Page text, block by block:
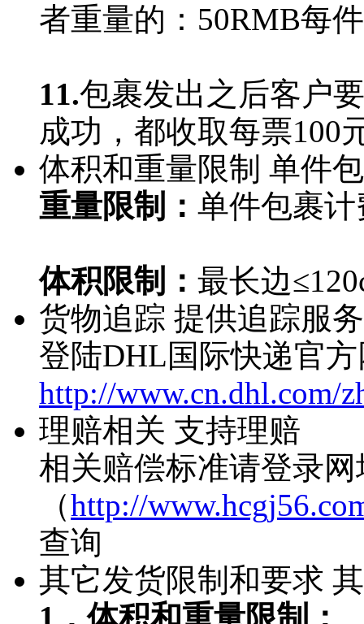
者重量的：50RMB每
11.包裹发出之后客户
成功，都收取每票100
体积和重量限制 单件
重量限制： 单件包裹计
体积限制： 最长边
货物追踪 提供追踪服务
登陆DHL国际快递官
http://www.cn.dhl.com/
理赔相关 支持理赔
相关赔偿标准请登录网
（http://
查询
其它发货限制和要求
1．体积和重量限制：